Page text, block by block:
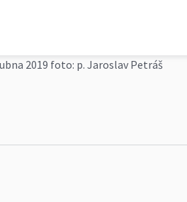
2019 foto: p. Jaroslav Petráš